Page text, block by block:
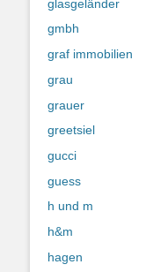
glasgeländer
gmbh
graf immobilien
grau
grauer
greetsiel
gucci
guess
h und m
h&m
hagen